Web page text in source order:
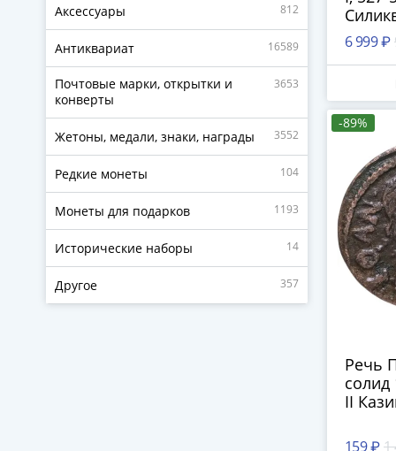
Аксессуары 812
Антиквариат 16589
Почтовые марки, открытки и
конверты
3653
Жетоны, медали, знаки, награды 3552
Редкие монеты 104
Монеты для подарков 1193
Исторические наборы 14
Другое 357
6 999 ₽
-89%
Речь
солид
II
159 ₽ 1